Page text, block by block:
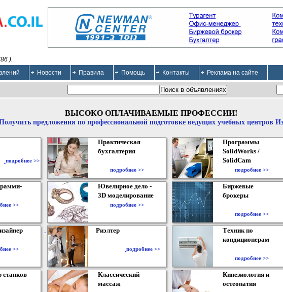
).
Новости Правила Помощь Контакты Реклама на сайте
ВЫСОКО ОПЛАЧИВАЕМЫЕ ПРОФЕССИИ!
предложения по профессиональной подготовке ведущих учебных центров
подробнее >>
Практическая
бухгалтерия
подробнее >>
Программы
SolidWorks /
SolidCam
подробнее >>
>>
Ювелирное дело -
3D моделирование
подробнее >>
Биржевые
брокеры
подробнее >>
>>
Риэлтер
подробнее >>
Техник по
кондиционерам
подробнее >>
станков
Классический
массаж
Кинезиология и
остеопатия